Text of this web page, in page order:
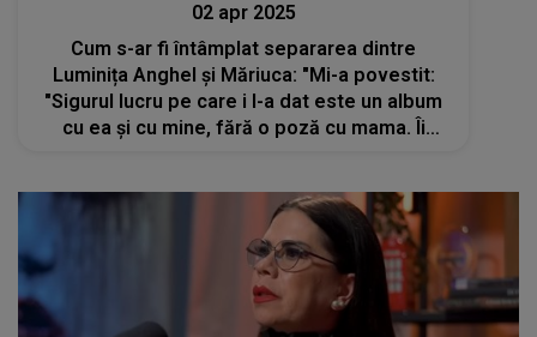
02 apr 2025
Cum s-ar fi întâmplat separarea dintre
Luminița Anghel și Măriuca: "Mi-a povestit:
"Sigurul lucru pe care i l-a dat este un album
cu ea și cu mine, fără o poză cu mama. Îi